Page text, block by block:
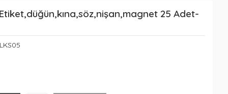
25 Adet-